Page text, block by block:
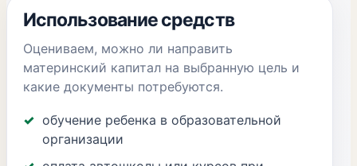
Использование средств
Оцениваем, можно ли направить
материнский капитал на выбранную цель и
какие документы потребуются.
обучение ребенка в образовательной
организации